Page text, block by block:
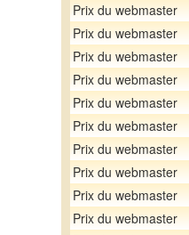
Prix du webmaster
Prix du webmaster
Prix du webmaster
Prix du webmaster
Prix du webmaster
Prix du webmaster
Prix du webmaster
Prix du webmaster
Prix du webmaster
Prix du webmaster